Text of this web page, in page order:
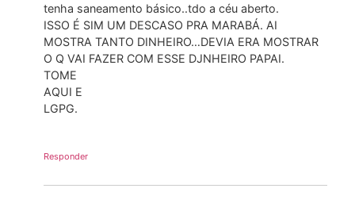
tenha saneamento básico..tdo a céu aberto.
ISSO É SIM UM DESCASO PRA MARABÁ. AI
MOSTRA TANTO DINHEIRO…DEVIA ERA MOSTRAR
O Q VAI FAZER COM ESSE DJNHEIRO PAPAI.
TOME
AQUI E
LGPG.
Responder